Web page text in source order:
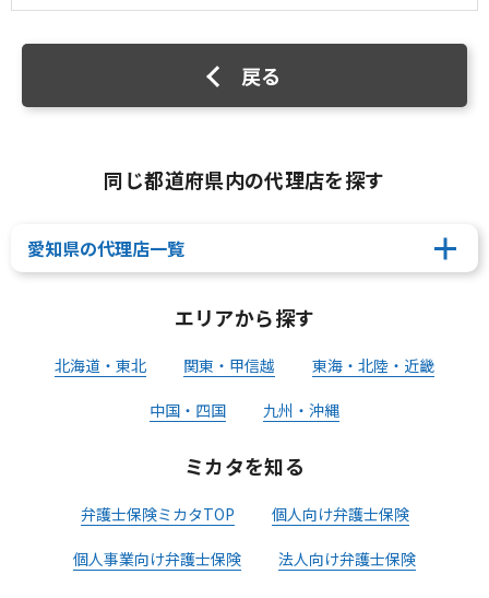
戻る
同じ都道府県内の代理店を探す
愛知県の代理店一覧
エリアから探す
北海道・東北 関東・甲信越 東海・北陸・近畿
中国・四国 九州・沖縄
ミカタを知る
弁護士保険ミカタTOP 個人向け弁護士保険
個人事業向け弁護士保険 法人向け弁護士保険